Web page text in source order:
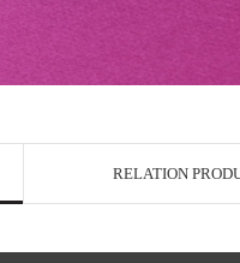
RELATION